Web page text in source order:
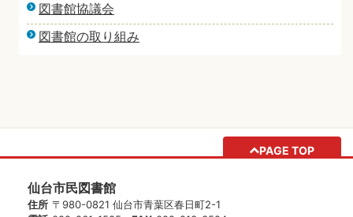
図書館協議会
図書館の取り組み
PAGE TOP
仙台市民図書館
住所 〒980-0821 仙台市青葉区春日町2-1